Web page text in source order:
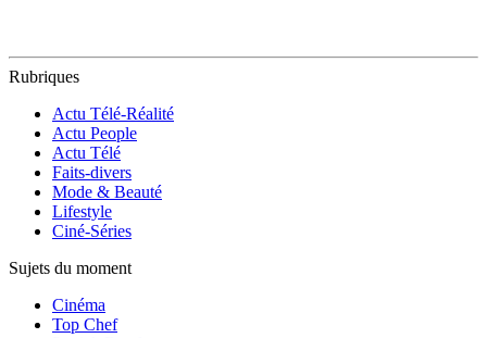
Rubriques
Actu Télé-Réalité
Actu People
Actu Télé
Faits-divers
Mode & Beauté
Lifestyle
Ciné-Séries
Sujets du moment
Cinéma
Top Chef